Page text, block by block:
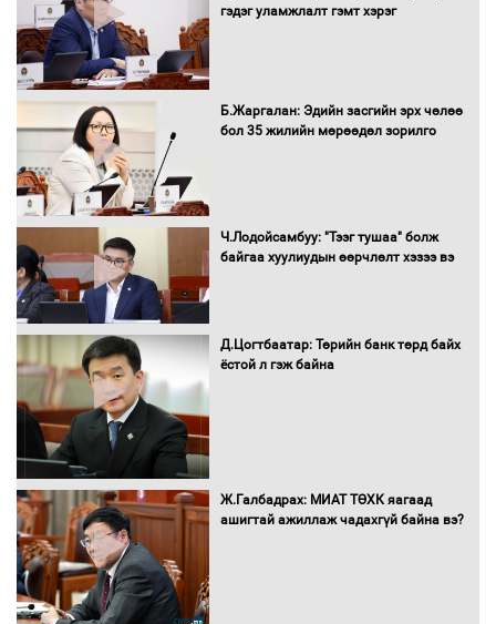
оролцлоо
С.Амарсайхан: Иргэдийг хохироосон
ААН-ийн нуугтмал хөрөнгийг
Н.Номтойбаяр: Аймгуудад тулгамдаж
С.Бямбацогт Зүүн Азийн
гэдэг уламжлалт гэмт хэрэг
Б.Жаргалан: Эдийн засгийн эрх чөлөө
бол 35 жилийн мөрөөдөл зорилго
Ч.Лодойсамбуу: "Тээг тушаа" болж
байгаа хуулиудын өөрчлөлт хэзээ вэ
Д.Цогтбаатар: Төрийн банк төрд байх
ёстой л гэж байна
Ж.Галбадрах: МИАТ ТӨХК яагаад
ашигтай ажиллаж чадахгүй байна вэ?